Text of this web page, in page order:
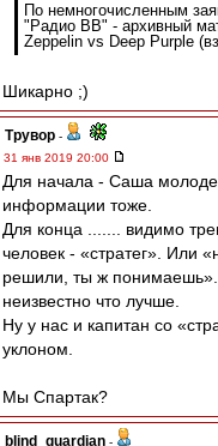
По немногочисленным
"Радио ВВ" - архивный
Zeppelin vs Deep Purple
Шикарно ;)
Трувор -
31 янв 2019 20:00
Для начала - Саша
информации тоже.
Для конца ....... видимо
человек - «стратег». Или
решили, ты ж
неизвестно что лучше.
Ну у нас и капитан со
уклоном.
Мы Спартак?
blind_guardian -